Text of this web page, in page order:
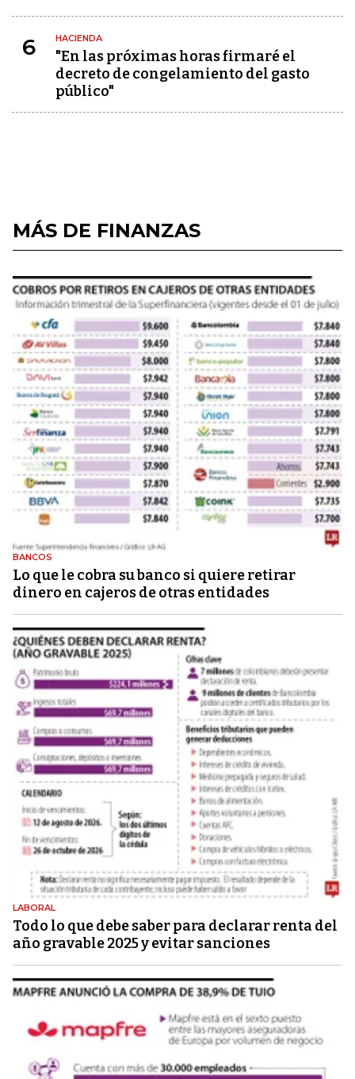
6 HACIENDA
"En las próximas horas firmaré el
decreto de congelamiento del gasto
público"
MÁS DE FINANZAS
BANCOS
Lo que le cobra su banco si quiere retirar
dinero en cajeros de otras entidades
LABORAL
Todo lo que debe saber para declarar renta del
año gravable 2025 y evitar sanciones